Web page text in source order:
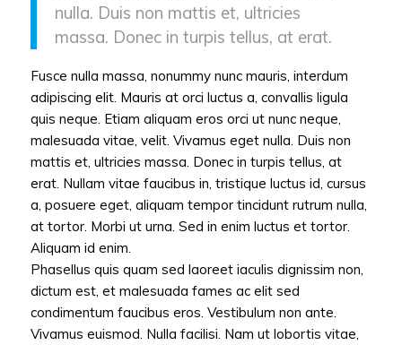
nulla. Duis non mattis et, ultricies
massa. Donec in turpis tellus, at erat.
Fusce nulla massa, nonummy nunc mauris, interdum
adipiscing elit. Mauris at orci luctus a, convallis ligula
quis neque. Etiam aliquam eros orci ut nunc neque,
malesuada vitae, velit. Vivamus eget nulla. Duis non
mattis et, ultricies massa. Donec in turpis tellus, at
erat. Nullam vitae faucibus in, tristique luctus id, cursus
a, posuere eget, aliquam tempor tincidunt rutrum nulla,
at tortor. Morbi ut urna. Sed in enim luctus et tortor.
Aliquam id enim.
Phasellus quis quam sed laoreet iaculis dignissim non,
dictum est, et malesuada fames ac elit sed
condimentum faucibus eros. Vestibulum non ante.
Vivamus euismod. Nulla facilisi. Nam ut lobortis vitae,